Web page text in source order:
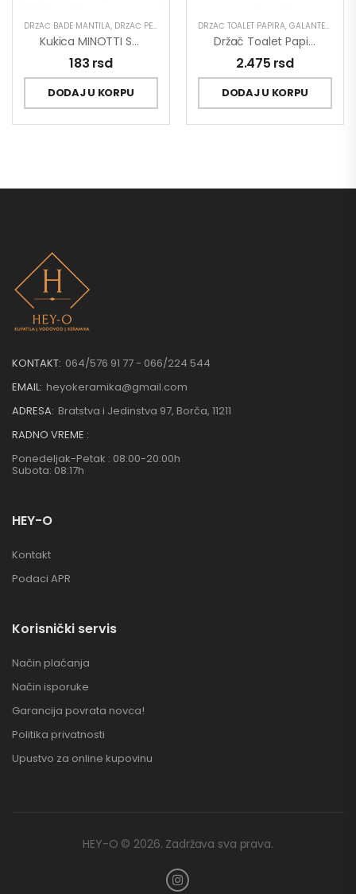
DRŽAČ BADE MANTILA, DRŽAČ PEŠKIRA GALANTERIJA
Kukica MINOTTI Samolepljiva 25×55 Ovalna Hrom ABS 1kg Nosivost
183 rsd
DODAJ U KORPU
DRŽAČ TOALET PAPIRA, GALANTERIJA
Držač Toalet Papira MINOTTI Sa Poklopcem Veći
2.475 rsd
DODAJ U KORPU
KONTAKT: 064/576 91 77 - 066/224 544
EMAIL: heyokeramika@gmail.com
ADRESA: Bratstva i Jedinstva 97, Borča, 11211
RADNO VREME :
Ponedeljak-Petak : 08:00-20:00h
Subota: 08:17h
HEY-O
Kontakt
Podaci APR
Korisnički servis
Način plaćanja
Način isporuke
Garancija povrata novca!
Politika privatnosti
Upustvo za online kupovinu
HEY-O © 2026. Zadržava sva prava.